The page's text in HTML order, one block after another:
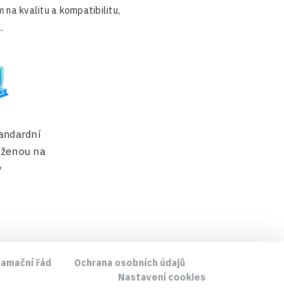
na kvalitu a kompatibilitu,
na
řád
Ochrana osobních údajů
Nastavení cookies